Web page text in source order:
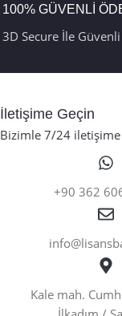
100% GÜVENLİ
3D Secure İle
İletişime Geçin
Bizimle 7/24
+90 362
Kale mah.